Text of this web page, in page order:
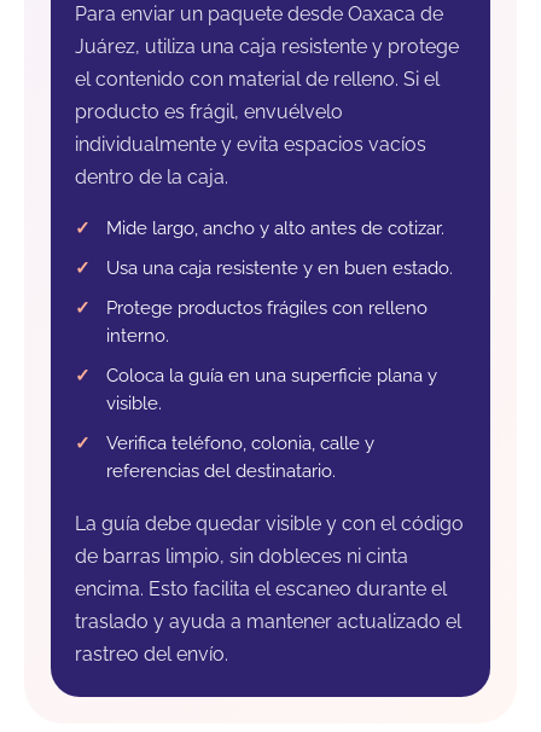
Para enviar un paquete desde Oaxaca de
Juárez, utiliza una caja resistente y protege
el contenido con material de relleno. Si el
producto es frágil, envuélvelo
individualmente y evita espacios vacíos
dentro de la caja.
Mide largo, ancho y alto antes de cotizar.
Usa una caja resistente y en buen estado.
Protege productos frágiles con relleno
interno.
Coloca la guía en una superficie plana y
visible.
Verifica teléfono, colonia, calle y
referencias del destinatario.
La guía debe quedar visible y con el código
de barras limpio, sin dobleces ni cinta
encima. Esto facilita el escaneo durante el
traslado y ayuda a mantener actualizado el
rastreo del envío.